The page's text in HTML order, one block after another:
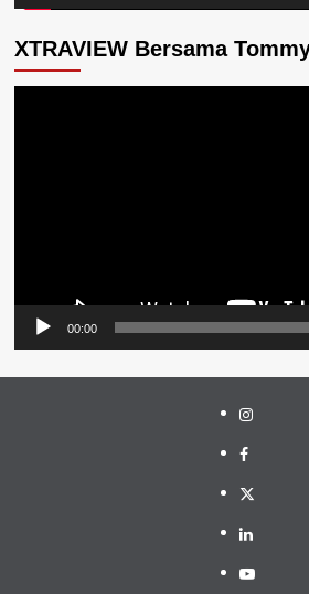
XTRAVIEW Bersama
00:00
Instagram
Facebook
Twitter
Linkedin
Youtube